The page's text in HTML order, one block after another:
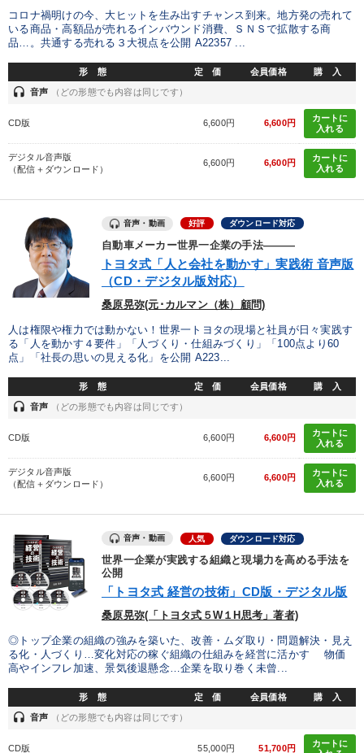
仕事のスキルと人間力を高める知恵を身につける
【5月】音声・映像
目的別
新事業・新商品づくり 財務・数字力の向上
財務・数字力の向上 業績を伸ばしたい
キーワード
一流人 思考法 大竹愼一
人事戦略 教育
※「更新」を押すと「カテゴリー」「目的別」「キーワード」を更新いただけます。
local_offer タグから探す refresh 更新する
すべての音声・動画（全2077タイトル）からお探しいただけます
商品開発
不動産投資 仕事術・ビジネスハック
健康・ウェルビーイング 松下幸之助 プロ経営者
M&A 会長 ブランディング リーダーシップ
株式市場 ビジネスモデル 稲盛和夫 賃金制度
一流人 通信販売 デジタルマーケティング
コロナ禍明けの今、大ヒットを生み出すチャンス到来。地方発の売れて
いる商品・高額品が売れるインバウンド消費、ＳＮＳで拡散する商
品…。共通する売れる３大視点を公開 A22357 ...
形 態 定 価 会員価格 購 入
headset 音声 （どの形態でも内容は同じです）
CD版 6,600円 6,600円
カートに
入れる
デジタル音声版
（配信＋ダウンロード）
6,600円 6,600円
カートに
入れる
音声・動画 好評 ダウンロード対応
自動車メーカー世界一企業の手法―――
トヨタ式「人と会社を動かす」実践術 音声版
（CD・デジタル版対応）
桑原晃弥(元･カルマン（株）顧問)
人は権限や権力では動かない！世界一トヨタの現場と社員が日々実践す
る「人を動かす４要件」「人づくり・仕組みづくり」「100点より60
点」「社長の思いの見える化」を公開 A223...
形 態 定 価 会員価格 購 入
headset 音声 （どの形態でも内容は同じです）
CD版 6,600円 6,600円
カートに
入れる
デジタル音声版
（配信＋ダウンロード）
6,600円 6,600円
カートに
入れる
音声・動画 人気 ダウンロード対応
世界一企業が実践する組織と現場力を高める手法を
公開
「トヨタ式 経営の技術」CD版・デジタル版
桑原晃弥(「トヨタ式５W１H思考」著者)
◎トップ企業の組織の強みを築いた、改善・ムダ取り・問題解決・見え
る化・人づくり…変化対応の稼ぐ組織の仕組みを経営に活かす 物価
高やインフレ加速、景気後退懸念…企業を取り巻く未曾...
形 態 定 価 会員価格 購 入
headset 音声 （どの形態でも内容は同じです）
CD版 55,000円 51,700円
カートに